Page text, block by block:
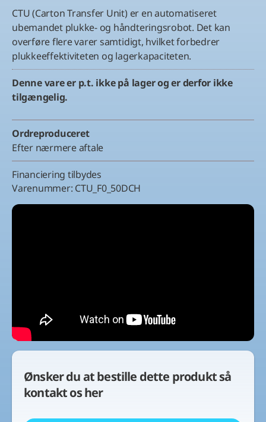
CTU (Carton Transfer Unit) er en automatiseret
ubemandet plukke- og håndteringsrobot. Det kan
overføre flere varer samtidigt, hvilket forbedrer
plukkeeffektiviteten og lagerkapaciteten.
Denne vare er p.t. ikke på lager og er derfor ikke
tilgængelig.
Ordreproduceret
Efter nærmere aftale
Financiering tilbydes
Varenummer: CTU_F0_50DCH
Ønsker du at bestille dette produkt så
kontakt os her